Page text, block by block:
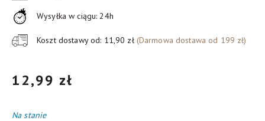
Wysyłka w ciągu: 24h
Koszt dostawy od: 11,90 zł (Darmowa dostawa od 199 zł)
12,99 zł
Na stanie